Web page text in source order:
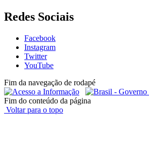
Redes Sociais
Facebook
Instagram
Twitter
YouTube
Fim da navegação de rodapé
Fim do conteúdo da página
Voltar para o topo